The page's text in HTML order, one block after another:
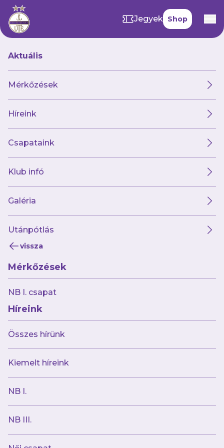
Jegyek Shop
Aktuális
Mérkőzések
Híreink
Csapataink
Klub infó
Galéria
Utánpótlás
vissza
Mérkőzések
NB I. csapat
Híreink
Összes hírünk
Kiemelt híreink
NB I.
NB III.
2026.01.31
Legyőzte a KFC Komarnót női csapatunk
2026.01.23